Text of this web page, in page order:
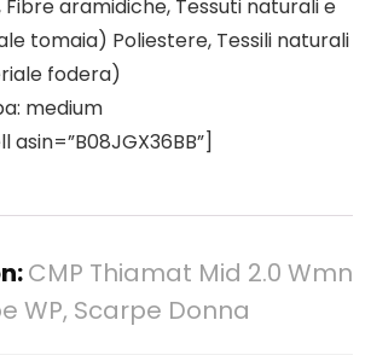
Fibre aramidiche, Tessuti naturali e
tomaia) Poliestere, Tessili naturali
fodera)
medium
CMP Thiamat Mid 2.0 Wmn
WP, Scarpe Donna